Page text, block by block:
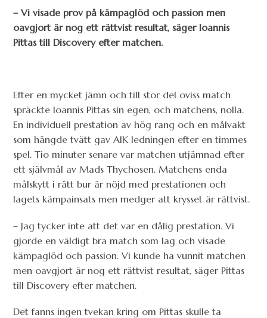
– Vi visade prov på kämpaglöd och passion men
oavgjort är nog ett rättvist resultat, säger Ioannis
Pittas till Discovery efter matchen.
Efter en mycket jämn och till stor del oviss match
spräckte Ioannis Pittas sin egen, och matchens, nolla.
En individuell prestation av hög rang och en målvakt
som hängde tvätt gav AIK ledningen efter en timmes
spel. Tio minuter senare var matchen utjämnad efter
ett självmål av Mads Thychosen. Matchens enda
målskytt i rätt bur är nöjd med prestationen och
lagets kämpainsats men medger att krysset är rättvist.
– Jag tycker inte att det var en dålig prestation. Vi
gjorde en väldigt bra match som lag och visade
kämpaglöd och passion. Vi kunde ha vunnit matchen
men oavgjort är nog ett rättvist resultat, säger Pittas
till Discovery efter matchen.
Det fanns ingen tvekan kring om Pittas skulle ta